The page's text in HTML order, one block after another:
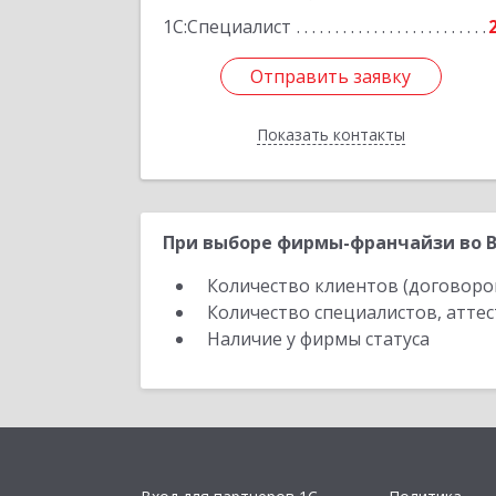
1С:Специалист
Отправить заявку
Показать контакты
Отправить заявку
Назад
При выборе фирмы-франчайзи во
Количество клиентов
Количество специалистов,
Наличие у фирмы статуса